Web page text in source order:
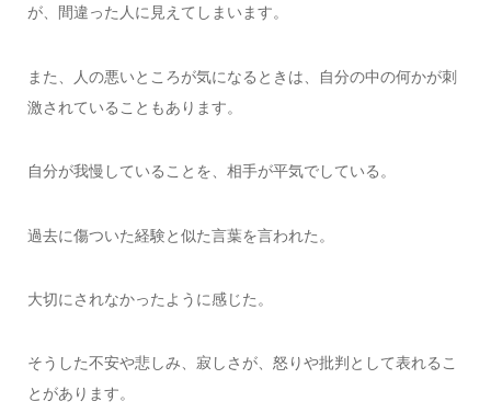
が、間違った人に見えてしまいます。
また、人の悪いところが気になるときは、自分の中の何かが刺
激されていることもあります。
自分が我慢していることを、相手が平気でしている。
過去に傷ついた経験と似た言葉を言われた。
大切にされなかったように感じた。
そうした不安や悲しみ、寂しさが、怒りや批判として表れるこ
とがあります。